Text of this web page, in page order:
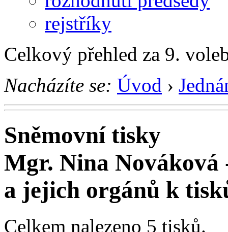
rejstříky
Celkový přehled za 9.
Nacházíte se: Úvod ›
Sněmovní tisky
Mgr. Nina Nováková
a jejich orgánů k
Celkem nalezeno 5 tisků.